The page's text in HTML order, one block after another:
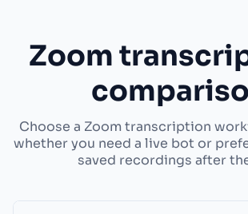
Zoom
Choose a Zoom transcription
whether you need a live bot or
saved recordings after